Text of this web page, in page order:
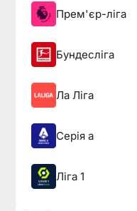
Прем'єр-ліга
Бундесліга
Ла Ліга
Серія а
Ліга 1